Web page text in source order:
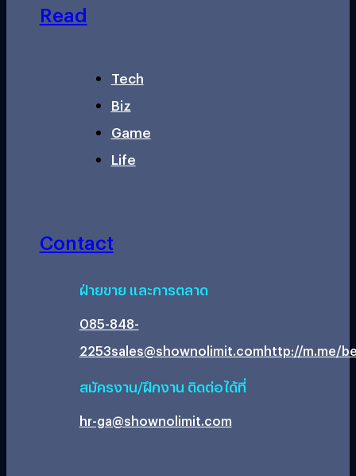
Read
Tech
Biz
Game
Life
Contact
ฝ่ายขาย และการตลาด
085-848-
2253sales@shownolimit.comhttp://m.me/
สมัครงาน/ฝึกงาน ติดต่อได้ที่
hr-ga@shownolimit.com